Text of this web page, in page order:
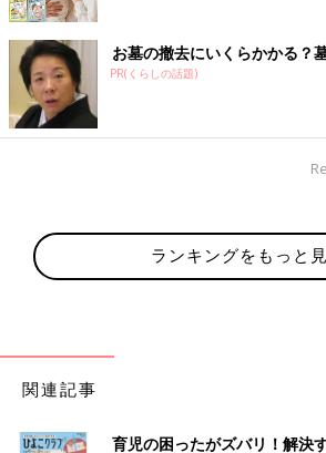
お墓の撤去にいくらかかる？
PR(くらしの話題)
ランキングをもっと
関連記事
育児の困ったがズバリ！解決